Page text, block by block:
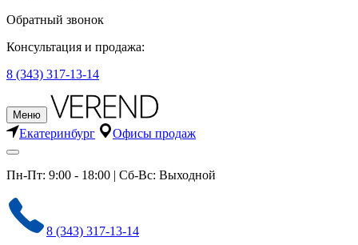
Обратный звонок
Консультация и продажа:
8 (343) 317-13-14
Меню
Екатеринбург Офисы продаж
Пн-Пт: 9:00 - 18:00 | Сб-Вс: Выходной
8 (343) 317-13-14